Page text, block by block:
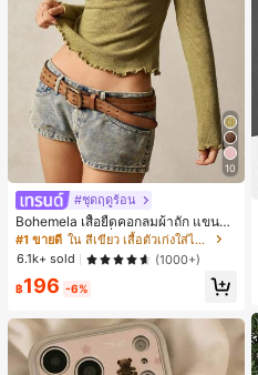
10
#ชุดฤดูร้อน
Bohemela เสื้อยืดคอกลมผ้าถัก แขนยา
ว สีเรียบ ใช้งานทั่วไป สำหรับผู้หญิง
#1 ขายดี
ใน สีเขียว เสื้อตัวเก่งใส่ได้ทุกวัน
6.1k+ sold
(1000+)
฿196 -6%